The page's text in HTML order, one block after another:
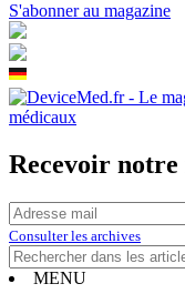
S'abonner au magazine
Recevoir
Consulter les archives
MENU